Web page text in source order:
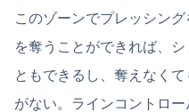
このゾーンでプレッシン
を奪うことができれば、
ともできるし、奪えなく
がない。ラインコントロ